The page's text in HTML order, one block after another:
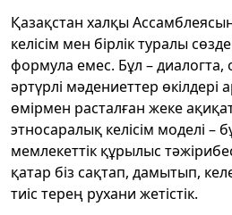
Қазақстан халқы
келісім мен бірлік туралы
формула емес. Бұл – диалогта,
әртүрлі мәдениеттер өкілдері
өмірмен расталған жеке
этносаралық келісім моделі –
мемлекеттік құрылыс
қатар біз сақтап, дамытып,
тиіс терең рухани жетістік.